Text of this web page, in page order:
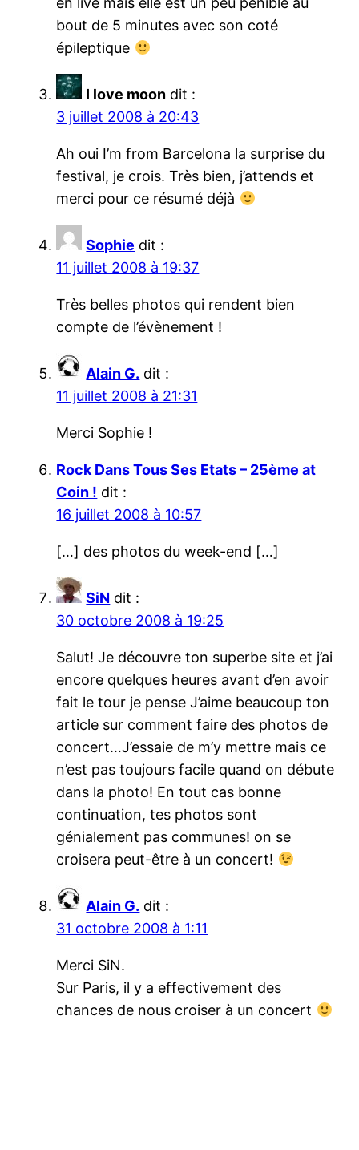
bout de 5 minutes avec son coté
épileptique
I love moon dit :
3 juillet 2008 à 20:43
Ah oui I’m from Barcelona la surprise du
festival, je crois. Très bien, j’attends et
merci pour ce résumé déjà
Sophie dit :
11 juillet 2008 à 19:37
Très belles photos qui rendent bien
compte de l’évènement !
Alain G. dit :
11 juillet 2008 à 21:31
Merci Sophie !
Rock Dans Tous Ses Etats – 25ème at
Coin ! dit :
16 juillet 2008 à 10:57
[…] des photos du week-end […]
SiN dit :
30 octobre 2008 à 19:25
Salut! Je découvre ton superbe site et j’ai
encore quelques heures avant d’en avoir
fait le tour je pense J’aime beaucoup ton
article sur comment faire des photos de
concert…J’essaie de m’y mettre mais ce
n’est pas toujours facile quand on débute
dans la photo! En tout cas bonne
continuation, tes photos sont
génialement pas communes! on se
croisera peut-être à un concert!
Alain G. dit :
31 octobre 2008 à 1:11
Merci SiN.
Sur Paris, il y a effectivement des
chances de nous croiser à un concert